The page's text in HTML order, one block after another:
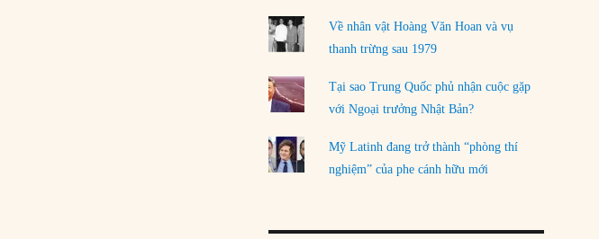
Về nhân vật Hoàng Văn Hoan và vụ
thanh trừng sau 1979
Tại sao Trung Quốc phủ nhận cuộc gặp
với Ngoại trưởng Nhật Bản?
Mỹ Latinh đang trở thành “phòng thí
nghiệm” của phe cánh hữu mới